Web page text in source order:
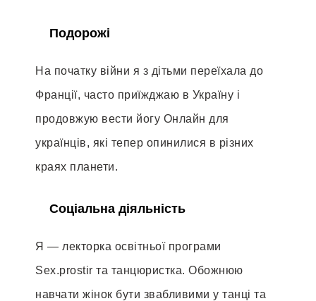
Подорожі
На початку війни я з дітьми переїхала до
Франції, часто приїжджаю в Україну і
продовжую вести йогу Онлайн для
українців, які тепер опинилися в різних
краях планети.
Соціальна діяльність
Я — лекторка освітньої програми
Sex.prostir та танцюристка. Обожнюю
навчати жінок бути звабливими у танці та